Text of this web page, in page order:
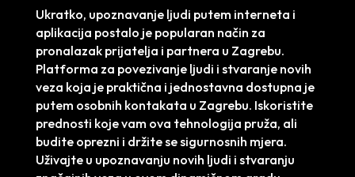
Ukratko, upoznavanje ljudi putem interneta i
aplikacija postalo je popularan način za
pronalazak prijatelja i partnera u Zagrebu.
Platforma za povezivanje ljudi i stvaranje novih
veza koja je praktična i jednostavna dostupna je
putem osobnih kontakata u Zagrebu. Iskoristite
prednosti koje vam ova tehnologija pruža, ali
budite oprezni i držite se sigurnosnih mjera.
Uživajte u upoznavanju novih ljudi i stvaranju